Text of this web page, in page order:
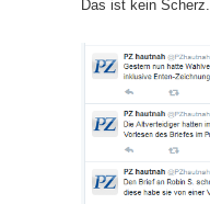
Das ist kein Scherz.